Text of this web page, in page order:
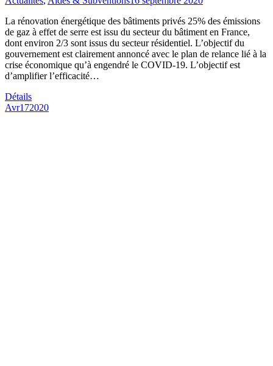
La rénovation énergétique des bâtiments privés 25% des émissions
de gaz à effet de serre est issu du secteur du bâtiment en France,
dont environ 2/3 sont issus du secteur résidentiel. L’objectif du
gouvernement est clairement annoncé avec le plan de relance lié à la
crise économique qu’à engendré le COVID-19. L’objectif est
d’amplifier l’efficacité…
Détails
Avr172020